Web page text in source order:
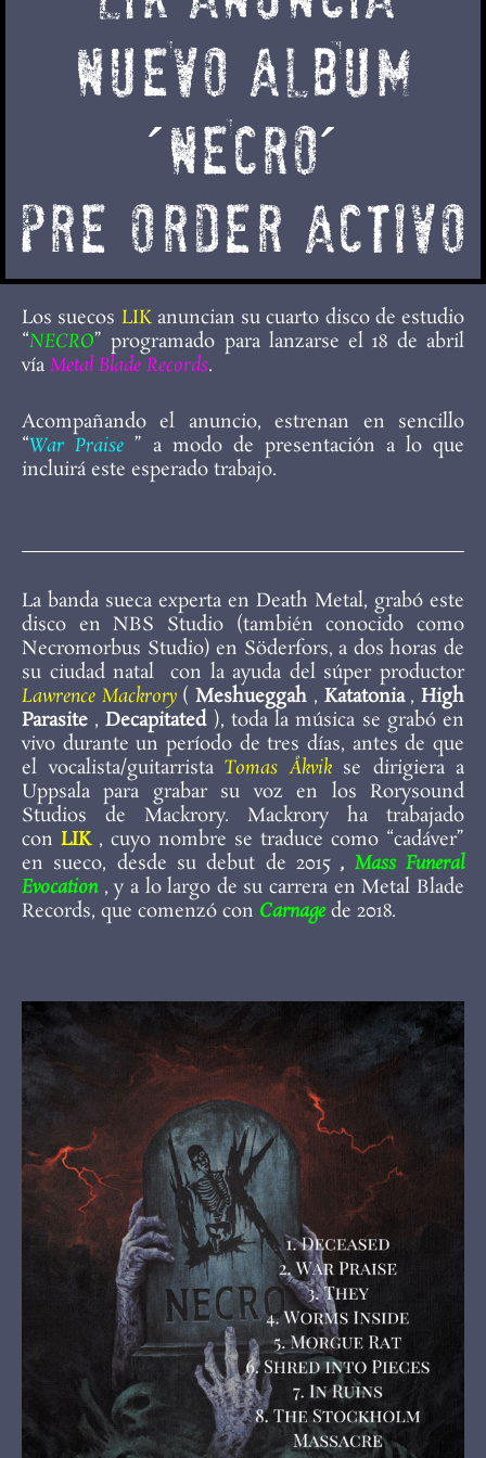
NUEVO ALBUM
´NECRO´
pre order activo
Los suecos LIKanuncian su cuarto disco de estudio
“NECRO” programado para lanzarse el 18 de abril
vía Metal Blade Records.
Acompañando el anuncio, estrenan en sencillo
“War Praise ” a modo de presentación a lo que
incluirá este esperado trabajo.
La banda sueca experta en Death Metal, grabó este
disco en NBS Studio (también conocido como
Necromorbus Studio) en Söderfors, a dos horas de
su ciudad natal con la ayuda del súper productor
Lawrence Mackrory(Meshueggah , Katatonia,High
Parasite ,Decapitated), toda la música se grabó en
vivo durante un período de tres días, antes de que
el vocalista/guitarrista Tomas Åkvikse dirigiera a
Uppsala para grabar su voz en los Rorysound
Studios de Mackrory. Mackrory ha trabajado
con LIK, cuyo nombre se traduce como “cadáver”
en sueco, desde su debut de 2015, Mass Funeral
Evocation, y a lo largo de su carrera en Metal Blade
Records, que comenzó con Carnagede 2018.